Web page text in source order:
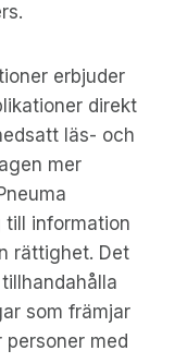
erbjuder
direkt
läs- och
mer
information
rättighet. Det
som främjar
med